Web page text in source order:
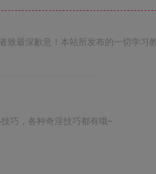
最深歉意！本站所发布的一切学习
巧，各种奇淫技巧都有哦~